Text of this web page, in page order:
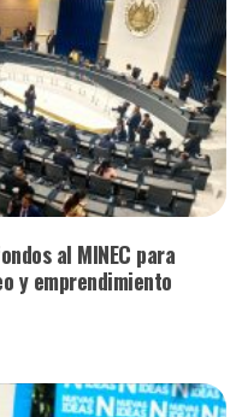
al MINEC para
y emprendimiento